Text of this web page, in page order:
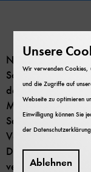
Nach einer
Sonntag, den
der Flugwerft
Modellmotoren
Sammler zeigen
Druckluft- und
verschiedene
Unsere
Wir verwenden Cookies,
und die Zugriffe auf
Webseite zu optimieren
Einwilligung können Sie
derDatenschutzerklärung
Ablehnen